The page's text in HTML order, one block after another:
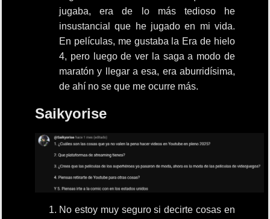
jugaba, era de lo más tedioso he
insustancial que he jugado en mi vida.
En películas, me gustaba la Era de hielo
4, pero luego de ver la saga a modo de
maratón y llegar a esa, era aburridísima,
de ahí no se que me ocurre más.
Saikyorise
No estoy muy seguro si decirte cosas en